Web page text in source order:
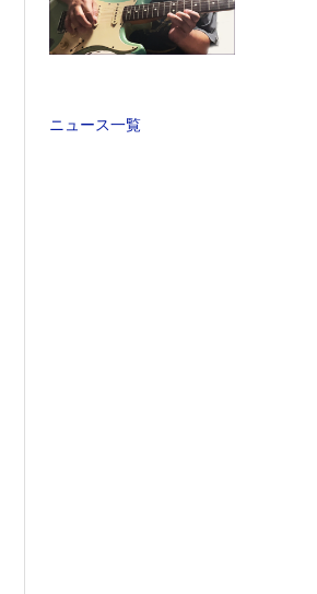
ニュース一覧